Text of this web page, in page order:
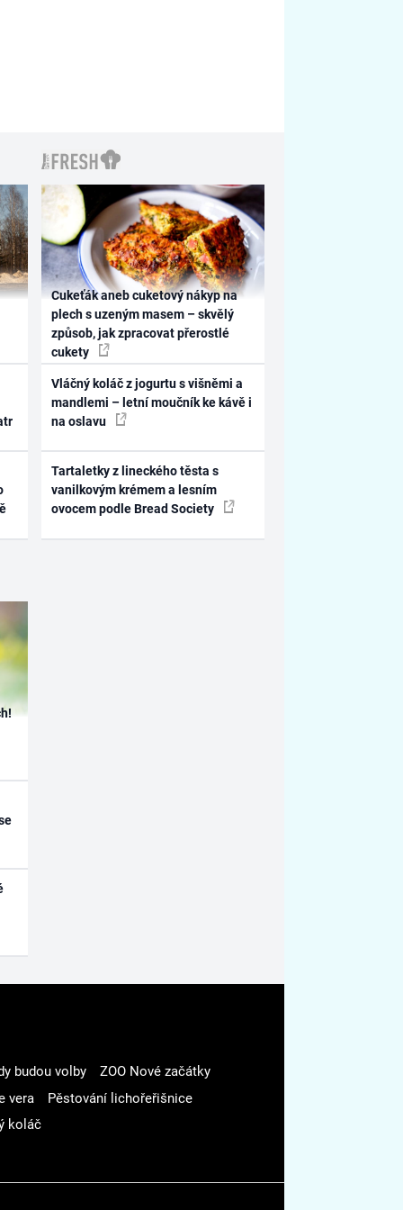
Cukeťák aneb cuketový nákyp na
plech s uzeným masem – skvělý
způsob, jak zpracovat přerostlé
cukety
Vláčný koláč z jogurtu s višněmi a
mandlemi – letní moučník ke kávě i
na oslavu
Tartaletky z lineckého těsta s
vanilkovým krémem a lesním
ovocem podle Bread Society
budou volby
ZOO Nové začátky
vera
Pěstování lichořeřišnice
koláč